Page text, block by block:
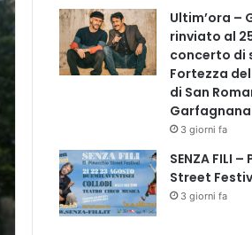
Ultim’ora –
rinviato al
concerto di
Fortezza
di San
3 giorni fa
SENZA FILI
Street
3 giorni fa